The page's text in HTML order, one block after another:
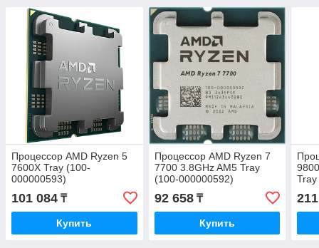
Процессор AMD Ryzen 5
7600X Tray (100-
000000593)
101 084 ₸
Купить
Процессор AMD Ryzen 7
7700 3.8GHz AM5 Tray
(100-000000592)
92 658₸
Купить